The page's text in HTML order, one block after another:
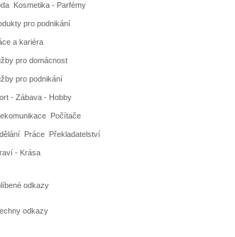
 Kosmetika - Parfémy
pro podnikání
a kariéra
pro domácnost
pro podnikání
- Zábava - Hobby
 Počítače
 Práce  Překladatelství
- Krása
odkazy
odkazy